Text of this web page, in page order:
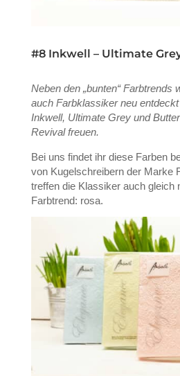
#8 Inkwell – Ultimate
Neben den „bunten“ Farbtrends
auch Farbklassiker neu
Inkwell, Ultimate Grey und
Revival freuen.
Bei uns findet ihr diese Farben
von Kugelschreibern der Marke
treffen die Klassiker auch gleich
Farbtrend: rosa.